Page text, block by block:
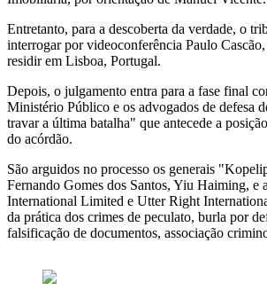
Entretanto, para a descoberta da verdade, o
interrogar por videoconferência Paulo Cascão,
residir em Lisboa, Portugal.
Depois, o julgamento entra para a fase final
Ministério Público e os advogados de defesa
travar a última batalha" que antecede a
do acórdão.
São arguidos no processo os generais
Fernando Gomes dos Santos, Yiu Haiming, e
International Limited e Utter Right
da prática dos crimes de peculato, burla por
falsificação de documentos, associação